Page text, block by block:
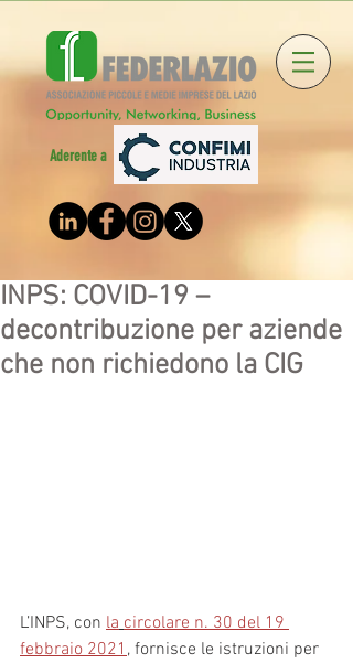
Aderente a
INPS: COVID-19 –
decontribuzione per aziende
che non richiedono la CIG
L’INPS, con la circolare n. 30 del 19
febbraio 2021 , fornisce le istruzioni per